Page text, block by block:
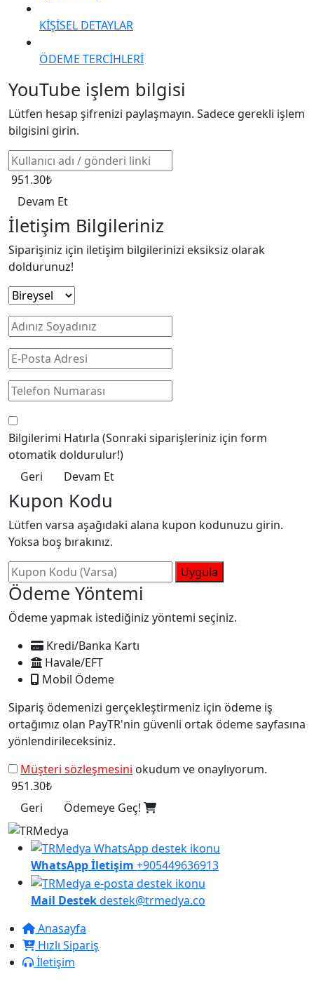
KİŞİSEL DETAYLAR
ÖDEME TERCİHLERİ
YouTube işlem bilgisi
Lütfen hesap şifrenizi paylaşmayın. Sadece gerekli işlem
bilgisini girin.
951.30₺
Devam Et
İletişim Bilgileriniz
Siparişiniz için iletişim bilgilerinizi eksiksiz olarak
doldurunuz!
Bilgilerimi Hatırla (Sonraki siparişleriniz için form
otomatik doldurulur!)
Geri
Devam Et
Kupon Kodu
Lütfen varsa aşağıdaki alana kupon kodunuzu girin.
Yoksa boş bırakınız.
Uygula
Ödeme Yöntemi
Ödeme yapmak istediğiniz yöntemi seçiniz.
Kredi/Banka Kartı
Havale/EFT
Mobil Ödeme
Sipariş ödemenizi gerçekleştirmeniz için ödeme iş
ortağımız olan PayTR'nin güvenli ortak ödeme sayfasına
yönlendirileceksiniz.
Müşteri sözleşmesini okudum ve onaylıyorum.
951.30₺
Geri
Ödemeye Geç!
WhatsApp İletişim +905449636913
Mail Destekdestek@trmedya.co
Anasayfa
Hızlı Sipariş
İletişim